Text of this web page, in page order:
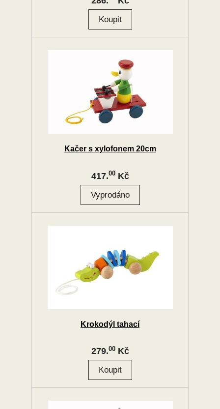
Kačer s xylofonem 20cm
417.00Kč
Krokodýl tahací
279.00Kč